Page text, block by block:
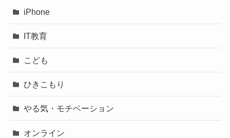
iPhone
IT教育
こども
ひきこもり
やる気・モチベーション
オンライン